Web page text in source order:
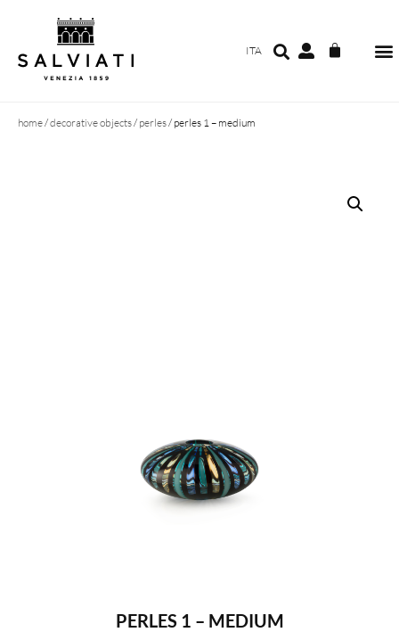
ITA
home/decorative objects/ perles/ perles 1 – medium
PERLES 1 – MEDIUM